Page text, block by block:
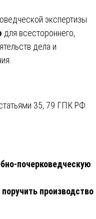
экспертизы
для всестороннего,
дела и
35, 79 ГПК РФ
почерковедческую
производство